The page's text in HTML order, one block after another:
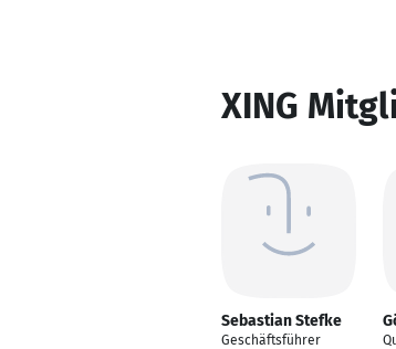
XING
Sebastian Stefke
Geschäftsführer